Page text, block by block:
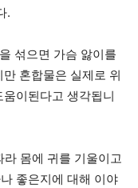
.
섞으면 가슴 앓이를
혼합물은 실제로 위
이된다고 생각됩니
몸에 귀를 기울이고
좋은지에 대해 이야